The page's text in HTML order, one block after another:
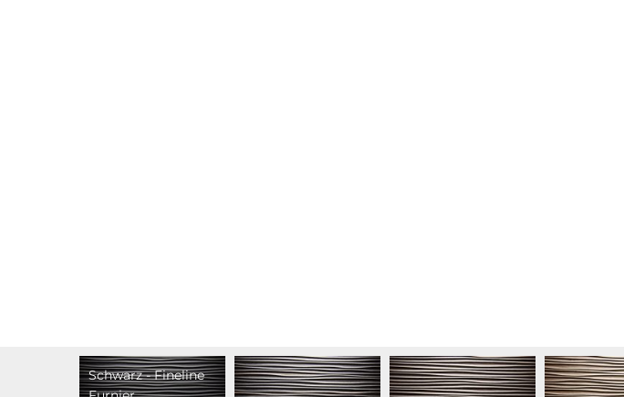
Schwarz - Fineline